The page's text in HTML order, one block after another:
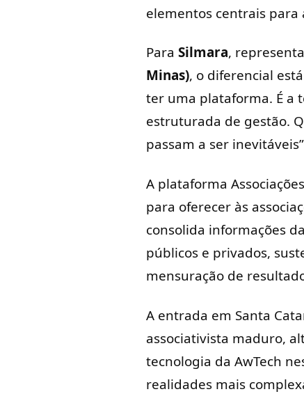
elementos centrais para
Para Silmara,
Minas), o diferencial
ter uma plataforma. É a
estruturada de gestão.
passam a ser
A plataforma
para oferecer às
consolida informações
públicos e privados,
mensuração de
A entrada em Santa
associativista maduro,
tecnologia da AwTech
realidades mais